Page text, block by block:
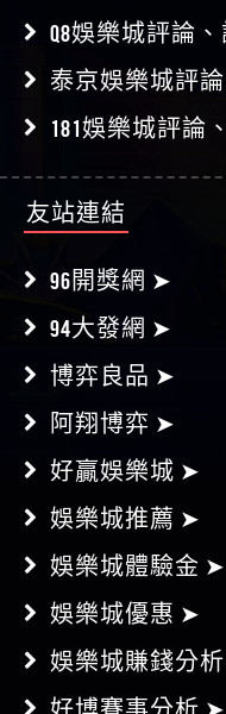
泰京娛樂城評
181娛樂城評論
96開獎網 ➤
94大發網 ➤
博弈良品 ➤
阿翔博弈 ➤
好贏娛樂城 ➤
娛樂城推薦 ➤
娛樂城體驗金 ➤
娛樂城優惠 ➤
娛樂城賺錢分析
好博賽事分析 ➤
BZ開獎網 ➤